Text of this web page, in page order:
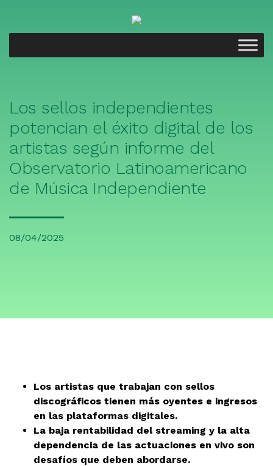
Los sellos independientes
potencian el éxito digital de los
artistas según informe del
Observatorio Latinoamericano
de Música Independiente
08/04/2025
Los artistas que trabajan con sellos
discográficos tienen más oyentes e ingresos
en las plataformas digitales.
La baja rentabilidad del streaming y la alta
dependencia de las actuaciones en vivo son
desafíos que deben abordarse.